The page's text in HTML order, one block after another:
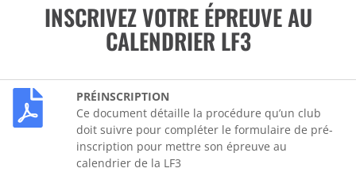
INSCRIVEZ VOTRE ÉPREUVE AU
CALENDRIER LF3
PRÉINSCRIPTION
Ce document détaille la procédure qu’un club
doit suivre pour compléter le formulaire de pré-
inscription pour mettre son épreuve au
calendrier de la LF3